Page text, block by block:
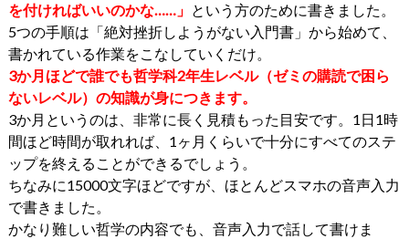
を付ければいいのかな……」 という方のために書きました。
5つの手順は「絶対挫折しようがない入門書」から始めて、
書かれている作業をこなしていくだけ。
3か月ほどで誰でも哲学科2年生レベル（ゼミの購読で困ら
ないレベル）の知識が身につきます。
3か月というのは、非常に長く見積もった目安です。1日1時
間ほど時間が取れれば、1ヶ月くらいで十分にすべてのステ
ップを終えることができるでしょう。
ちなみに15000文字ほどですが、ほとんどスマホの音声入力
で書きました。
かなり難しい哲学の内容でも、音声入力で話して書けま